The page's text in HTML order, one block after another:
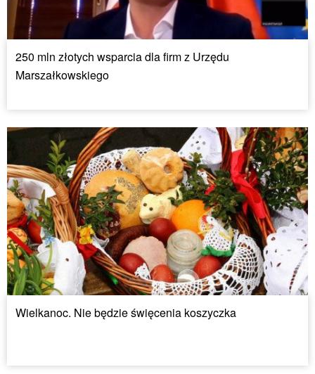
250 mln złotych wsparcia dla firm z Urzędu
Marszałkowskiego
Wielkanoc. Nie będzie święcenia koszyczka